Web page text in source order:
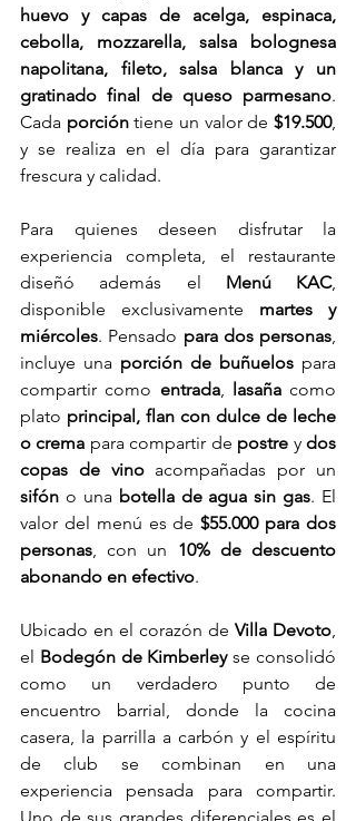
huevo y capas de acelga, espinaca,
cebolla, mozzarella, salsa bolognesa
napolitana, fileto, salsa blanca y un
gratinado final de queso parmesano.
Cada porción tiene un valor de $19.500,
y se realiza en el día para garantizar
frescura y calidad.
Para quienes deseen disfrutar la
experiencia completa, el restaurante
diseñó además el Menú KAC,
disponible exclusivamente martes y
miércoles. Pensado para dos personas,
incluye una porción de buñuelos para
compartir como entrada, lasaña como
plato principal, flan con dulce de leche
o crema para compartir de postre y dos
copas de vino
sifón o una botella de agua sin gas. El
valor del menú es de $55.000 para dos
personas, con un 10% de descuento
abonando en efectivo.
Ubicado en el corazón de Villa Devoto,
el Bodegón de Kimberley se consolidó
como un verdadero punto de
encuentro barrial, donde la cocina
casera, la parrilla a carbón y el espíritu
de club se combinan en una
experiencia pensada para compartir.